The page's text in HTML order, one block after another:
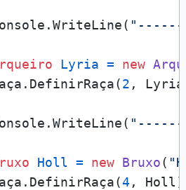
Lyria = new
2 ,
Holl = new Bruxo(
4 ,